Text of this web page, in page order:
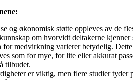
og økonomisk støtte oppleves av de
om hvorvidt deltakerne
medvirkning varierer betydelig.
som for mye, for lite eller akkurat
tilbudet.
er viktig, men flere studier